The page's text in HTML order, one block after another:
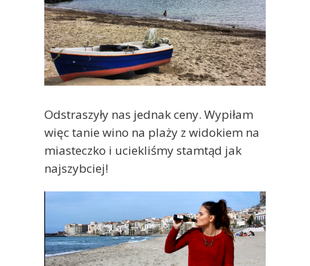
Odstraszyły nas jednak ceny. Wypiłam
więc tanie wino na plaży z widokiem na
miasteczko i uciekliśmy stamtąd jak
najszybciej!